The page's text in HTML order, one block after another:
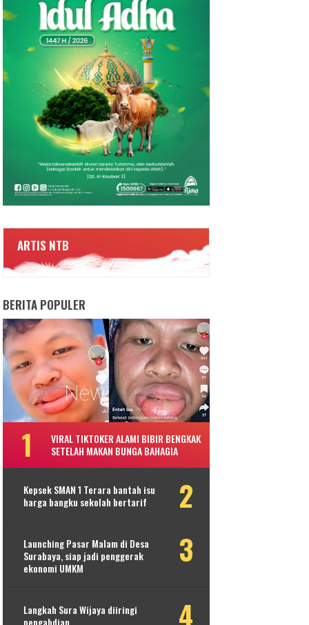
ARTIS NTB
BERITA POPULER
VIRAL TIKTOKER ALAMI BIBIR BENGKAK
SETELAH MAKAN BUNGA BAHAGIA
Kepsek SMAN 1 Terara bantah isu
harga bangku sekolah bertarif
Launching Pasar Malam di Desa
Surabaya, siap jadi penggerak
ekonomi UMKM
Langkah Sura Wijaya diiringi